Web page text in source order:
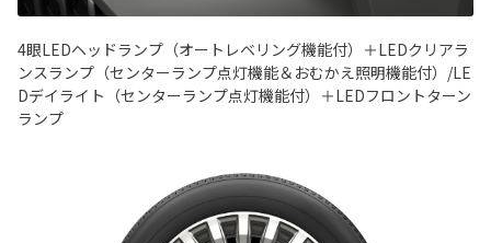
4眼LEDヘッドランプ（オートレベリング機能付）＋LEDクリアラ
ンスランプ（センターランプ点灯機能＆おむかえ照明機能付）/LE
Dデイライト（センターランプ点灯機能付）＋LEDフロントターン
ランプ